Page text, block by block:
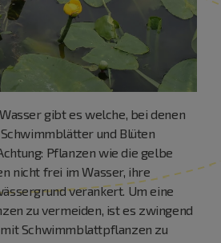
gibt es welche, bei denen
und Blüten
Pflanzen wie die gelbe
nicht frei im Wasser, ihre
verankert. Um eine
zu vermeiden, ist es zwingend
Schwimmblattpflanzen zu